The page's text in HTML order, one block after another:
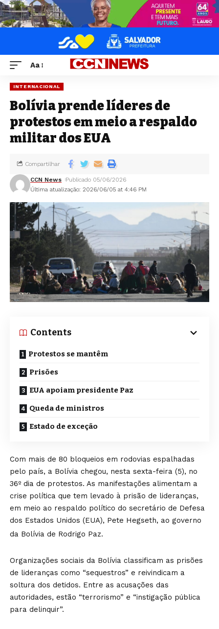
Aa
INTERNACIONAL
Bolívia prende líderes de
protestos em meio a respaldo
militar dos EUA
Última atualização: 2026/06/05 at 4:46 PM
CCN News Publicado 05/06/2026
Compartilhar
Contents
Protestos se mantêm
Prisões
EUA apoiam presidente Paz
Queda de ministros
Estado de exceção
Com mais de 80 bloqueios em rodovias espalhadas
pelo país, a Bolívia chegou, nesta sexta-feira (5), no
36º dia de protestos. As manifestações alimentam a
crise política que tem levado à prisão de lideranças,
em meio ao respaldo político do secretário de Defesa
dos Estados Unidos (EUA), Pete Hegseth, ao governo
da Bolívia de Rodrigo Paz.
Organizações sociais da Bolívia classificam as prisões
de lideranças como “sequestros” e reivindicam a
soltura dos detidos. Entre as acusações das
autoridades, estão “terrorismo” e “instigação pública
para delinquir”.